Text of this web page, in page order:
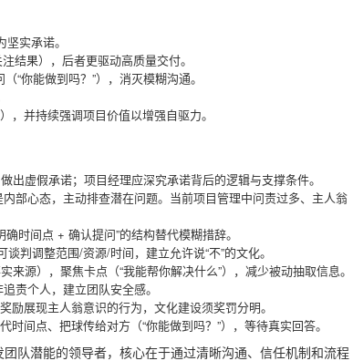
实承诺。
结果），后者更驱动高质量交付。
“你能做到吗？”），消灭模糊沟通。
并持续强调项目价值以增强自驱力。
出虚假承诺；项目经理应深究承诺背后的逻辑与支撑条件。
部心态，主动排查潜在问题。当前项目管理中问责过多、主人翁
时间点 + 确认提问”的结构替代模糊措辞。
判调整范围/资源/时间，建立允许说“不”的文化。
来源），聚焦卡点（“我能帮你解决什么”），减少被动抽取信息。
责个人，建立团队安全感。
励展现主人翁意识的行为，文化建设须奖罚分明。
时间点、把球传给对方（“你能做到吗？”），等待真实回答。
队潜能的领导者，核心在于通过清晰沟通、信任机制和流程